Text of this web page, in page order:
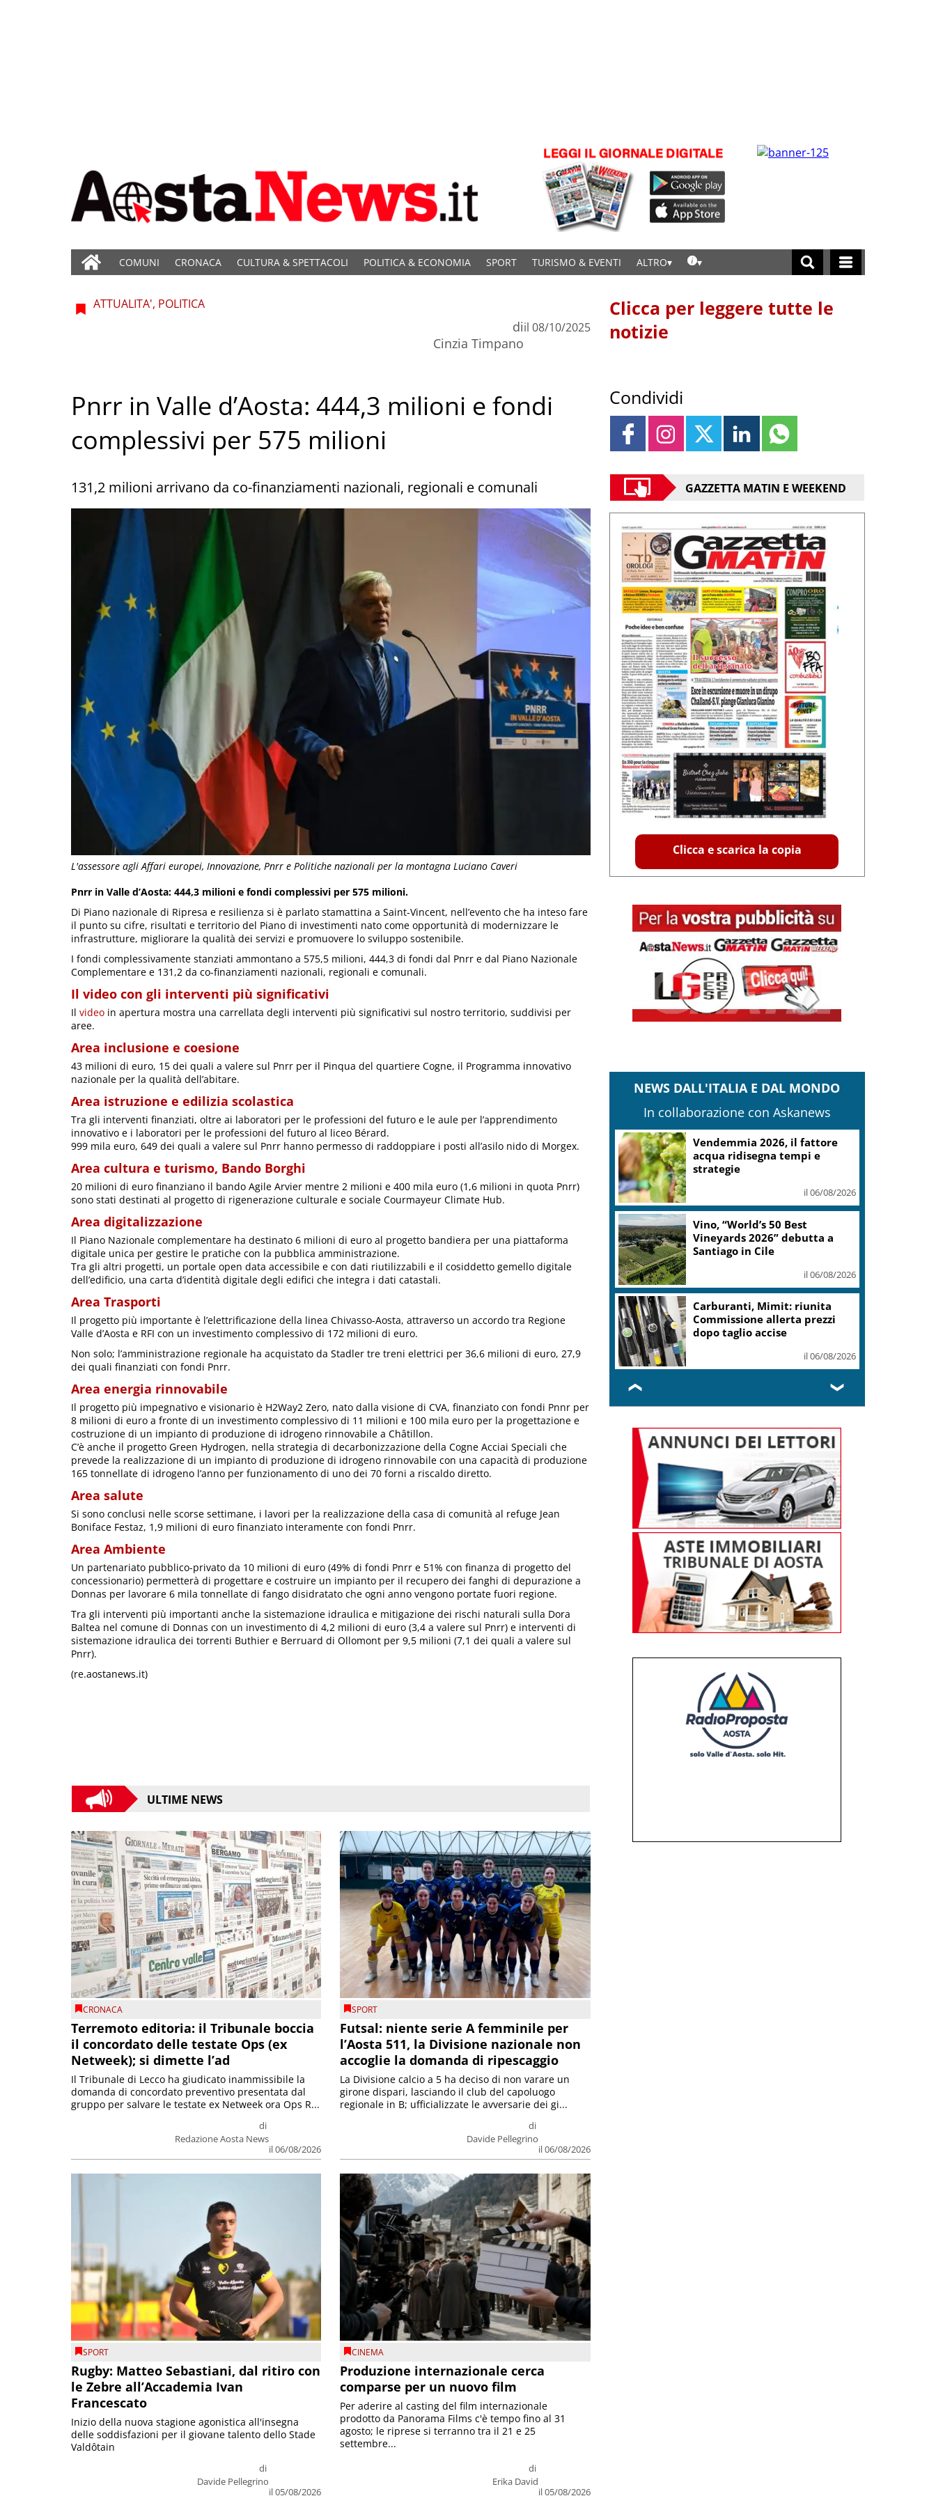
COMUNI CRONACA CULTURA & SPETTACOLI POLITICA & ECONOMIA SPORT TURISMO & EVENTI ALTRO
L'assessore agli Affari europei, Innovazione, Pnrr e Politiche nazionali per la montagna Luciano Caveri
ATTUALITA', POLITICA
di
Cinzia Timpano
il 08/10/2025
Pnrr in Valle d’Aosta: 444,3 milioni e fondi
complessivi per 575 milioni
131,2 milioni arrivano da co-finanziamenti nazionali, regionali e comunali
Pnrr in Valle d’Aosta: 444,3 milioni e fondi complessivi per 575 milioni.
Di Piano nazionale di Ripresa e resilienza si è parlato stamattina a Saint-Vincent, nell’evento che ha inteso fare
il punto su cifre, risultati e territorio del Piano di investimenti nato come opportunità di modernizzare le
infrastrutture, migliorare la qualità dei servizi e promuovere lo sviluppo sostenibile.
I fondi complessivamente stanziati ammontano a 575,5 milioni, 444,3 di fondi dal Pnrr e dal Piano Nazionale
Complementare e 131,2 da co-finanziamenti nazionali, regionali e comunali.
Il video con gli interventi più significativi
Il video in apertura mostra una carrellata degli interventi più significativi sul nostro territorio, suddivisi per
aree.
Area inclusione e coesione
43 milioni di euro, 15 dei quali a valere sul Pnrr per il Pinqua del quartiere Cogne, il Programma innovativo
nazionale per la qualità dell’abitare.
Area istruzione e edilizia scolastica
Tra gli interventi finanziati, oltre ai laboratori per le professioni del futuro e le aule per l’apprendimento
innovativo e i laboratori per le professioni del futuro al liceo Bérard.
999 mila euro, 649 dei quali a valere sul Pnrr hanno permesso di raddoppiare i posti all’asilo nido di Morgex.
Area cultura e turismo, Bando Borghi
20 milioni di euro finanziano il bando Agile Arvier mentre 2 milioni e 400 mila euro (1,6 milioni in quota Pnrr)
sono stati destinati al progetto di rigenerazione culturale e sociale Courmayeur Climate Hub.
Area digitalizzazione
Il Piano Nazionale complementare ha destinato 6 milioni di euro al progetto bandiera per una piattaforma
digitale unica per gestire le pratiche con la pubblica amministrazione.
Tra gli altri progetti, un portale open data accessibile e con dati riutilizzabili e il cosiddetto gemello digitale
dell’edificio, una carta d’identità digitale degli edifici che integra i dati catastali.
Area Trasporti
Il progetto più importante è l’elettrificazione della linea Chivasso-Aosta, attraverso un accordo tra Regione
Valle d’Aosta e RFI con un investimento complessivo di 172 milioni di euro.
Non solo; l’amministrazione regionale ha acquistato da Stadler tre treni elettrici per 36,6 milioni di euro, 27,9
dei quali finanziati con fondi Pnrr.
Area energia rinnovabile
Il progetto più impegnativo e visionario è H2Way2 Zero, nato dalla visione di CVA, finanziato con fondi Pnnr per
8 milioni di euro a fronte di un investimento complessivo di 11 milioni e 100 mila euro per la progettazione e
costruzione di un impianto di produzione di idrogeno rinnovabile a Châtillon.
C’è anche il progetto Green Hydrogen, nella strategia di decarbonizzazione della Cogne Acciai Speciali che
prevede la realizzazione di un impianto di produzione di idrogeno rinnovabile con una capacità di produzione
165 tonnellate di idrogeno l’anno per funzionamento di uno dei 70 forni a riscaldo diretto.
Area salute
Si sono conclusi nelle scorse settimane, i lavori per la realizzazione della casa di comunità al refuge Jean
Boniface Festaz, 1,9 milioni di euro finanziato interamente con fondi Pnrr.
Area Ambiente
Un partenariato pubblico-privato da 10 milioni di euro (49% di fondi Pnrr e 51% con finanza di progetto del
concessionario) permetterà di progettare e costruire un impianto per il recupero dei fanghi di depurazione a
Donnas per lavorare 6 mila tonnellate di fango disidratato che ogni anno vengono portate fuori regione.
Tra gli interventi più importanti anche la sistemazione idraulica e mitigazione dei rischi naturali sulla Dora
Baltea nel comune di Donnas con un investimento di 4,2 milioni di euro (3,4 a valere sul Pnrr) e interventi di
sistemazione idraulica dei torrenti Buthier e Berruard di Ollomont per 9,5 milioni (7,1 dei quali a valere sul
Pnrr).
(re.aostanews.it)
ULTIME NEWS
CRONACA
Terremoto editoria: il Tribunale boccia
il concordato delle testate Ops (ex
Netweek); si dimette l’ad
di
Redazione Aosta News
il 06/08/2026
Il Tribunale di Lecco ha giudicato inammissibile la
domanda di concordato preventivo presentata dal
gruppo per salvare le testate ex Netweek ora Ops R...
SPORT
Futsal: niente serie A femminile per
l’Aosta 511, la Divisione nazionale non
accoglie la domanda di ripescaggio
di
Davide Pellegrino
il 06/08/2026
La Divisione calcio a 5 ha deciso di non varare un
girone dispari, lasciando il club del capoluogo
regionale in B; ufficializzate le avversarie dei gi...
SPORT
Rugby: Matteo Sebastiani, dal ritiro con
le Zebre all’Accademia Ivan
Francescato
di
Davide Pellegrino
il 05/08/2026
Inizio della nuova stagione agonistica all'insegna
delle soddisfazioni per il giovane talento dello Stade
Valdôtain
CINEMA
Produzione internazionale cerca
comparse per un nuovo film
di
Erika David
il 05/08/2026
Per aderire al casting del film internazionale
prodotto da Panorama Films c'è tempo fino al 31
agosto; le riprese si terranno tra il 21 e 25
settembre...
Clicca per leggere tutte le
notizie
Condividi
GAZZETTA MATIN E WEEKEND
Clicca e scarica la copia
NEWS DALL'ITALIA E DAL MONDO
In collaborazione con Askanews
Un corto su Piero Manzoni,
ritratto d’artista tra storia e
fiction
il 06/08/2026
Bper: utile semestre record,
aggiorna piano al 2028 con 7,5
mld ai soci
il 06/08/2026
Risoluzione ‘campo largo’ su
Giorgetti agita Pd, tensione
con i Riformisti
il 05/08/2026
❮ ❯